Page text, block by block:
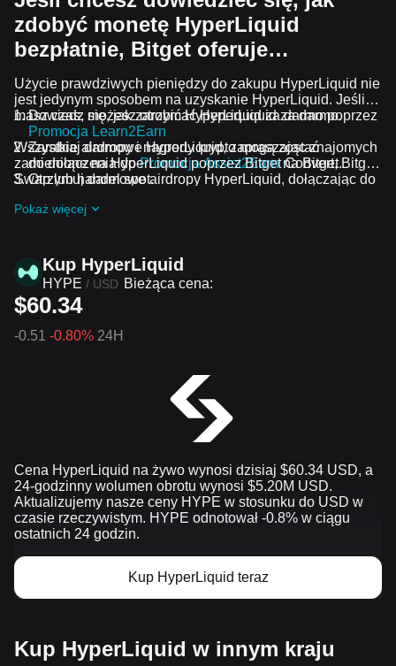
zdobyć monetę HyperLiquid
bezpłatnie, Bitget oferuje…
Użycie prawdziwych pieniędzy do zakupu HyperLiquid nie
jest jedynym sposobem na uzyskanie HyperLiquid. Jeśli
masz czas, możesz otrzymać HyperLiquid za darmo.
Dowiedz się, jak zarobić HyperLiquid za darmo poprzez
Promocja Learn2Earn
Zarabiaj darmowe HyperLiquid, zapraszając znajomych
do dołączenia doPromocja Assist2Earnna Bitget.
Otrzymuj darmowe airdropy HyperLiquid, dołączając do
Wszystkie airdropy i nagrody krypto mogą zostać
zamienione na HyperLiquid poprzez Bitget Convert, Bitget
Swap lub handel spot.
Pokaż więcej
Kup HyperLiquid
HYPE / USD Bieżąca cena:
$60.34
-0.51 -0.80% 24H
Cena HyperLiquid na żywo wynosi dzisiaj $60.34 USD, a
24-godzinny wolumen obrotu wynosi $5.20M USD.
Aktualizujemy nasze ceny HYPE w stosunku do USD w
czasie rzeczywistym. HYPE odnotował -0.8% w ciągu
ostatnich 24 godzin.
Kup HyperLiquid teraz
Kup HyperLiquid w innym kraju